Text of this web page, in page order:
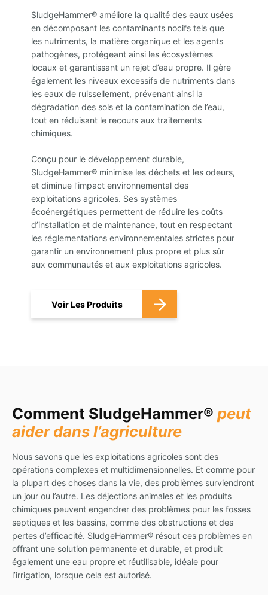
SludgeHammer® améliore la qualité des eaux usées
en décomposant les contaminants nocifs tels que
les nutriments, la matière organique et les agents
pathogènes, protégeant ainsi les écosystèmes
locaux et garantissant un rejet d’eau propre. Il gère
également les niveaux excessifs de nutriments dans
les eaux de ruissellement, prévenant ainsi la
dégradation des sols et la contamination de l’eau,
tout en réduisant le recours aux traitements
chimiques.
Conçu pour le développement durable,
SludgeHammer® minimise les déchets et les odeurs,
et diminue l’impact environnemental des
exploitations agricoles. Ses systèmes
écoénergétiques permettent de réduire les coûts
d’installation et de maintenance, tout en respectant
les réglementations environnementales strictes pour
garantir un environnement plus propre et plus sûr
aux communautés et aux exploitations agricoles.
Voir Les Produits
Comment SludgeHammer® peut
aider dans l’agriculture
Nous savons que les exploitations agricoles sont des
opérations complexes et multidimensionnelles. Et comme pour
la plupart des choses dans la vie, des problèmes surviendront
un jour ou l’autre. Les déjections animales et les produits
chimiques peuvent engendrer des problèmes pour les fosses
septiques et les bassins, comme des obstructions et des
pertes d’efficacité. SludgeHammer® résout ces problèmes en
offrant une solution permanente et durable, et produit
également une eau propre et réutilisable, idéale pour
l’irrigation, lorsque cela est autorisé.